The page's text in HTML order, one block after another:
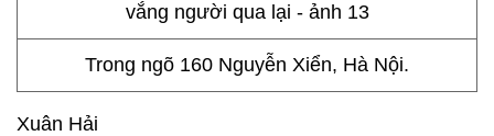
Trong ngõ 160 Nguyễn Xiển, Hà Nội.
Xuân Hải